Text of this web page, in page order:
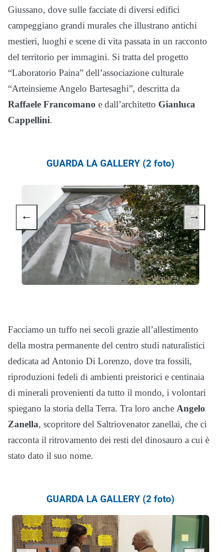
Giussano, dove sulle facciate di diversi edifici
campeggiano grandi murales che illustrano antichi
mestieri, luoghi e scene di vita passata in un racconto
del territorio per immagini. Si tratta del progetto
“Laboratorio Paina” dell’associazione culturale
“Arteinsieme Angelo Bartesaghi”, descritta da
Raffaele Francomano e dall’architetto Gianluca
Cappellini.
GUARDA LA GALLERY (2 foto)
← →
Facciamo un tuffo nei secoli grazie all’allestimento
della mostra permanente del centro studi naturalistici
dedicata ad Antonio Di Lorenzo, dove tra fossili,
riproduzioni fedeli di ambienti preistorici e centinaia
di minerali provenienti da tutto il mondo, i volontari
spiegano la storia della Terra. Tra loro anche Angelo
Zanella, scopritore del Saltriovenator zanellai, che ci
racconta il ritrovamento dei resti del dinosauro a cui è
stato dato il suo nome.
GUARDA LA GALLERY (2 foto)